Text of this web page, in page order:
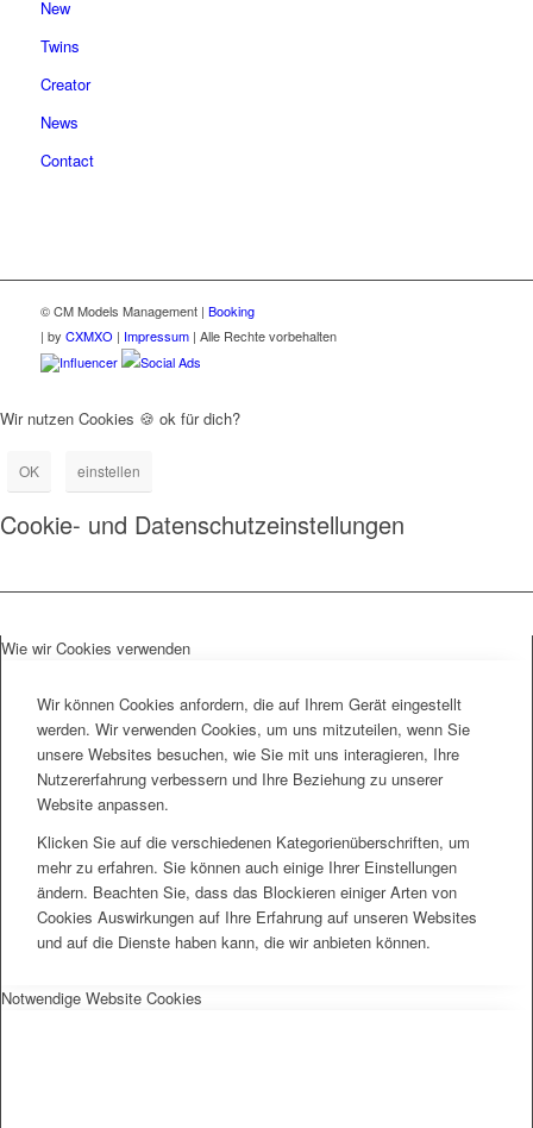
New
Twins
Creator
News
Contact
© CM Models Management | Booking
| by CXMXO | Impressum| Alle Rechte vorbehalten
Influencer
Social Ads
Wir nutzen Cookies 🍪 ok für dich?
OK einstellen
Cookie- und Datenschutzeinstellungen
Wie wir Cookies verwenden
Wir können Cookies anfordern, die auf Ihrem Gerät eingestellt
werden. Wir verwenden Cookies, um uns mitzuteilen, wenn Sie
unsere Websites besuchen, wie Sie mit uns interagieren, Ihre
Nutzererfahrung verbessern und Ihre Beziehung zu unserer
Website anpassen.
Klicken Sie auf die verschiedenen Kategorienüberschriften, um
mehr zu erfahren. Sie können auch einige Ihrer Einstellungen
ändern. Beachten Sie, dass das Blockieren einiger Arten von
Cookies Auswirkungen auf Ihre Erfahrung auf unseren Websites
und auf die Dienste haben kann, die wir anbieten können.
Notwendige Website Cookies